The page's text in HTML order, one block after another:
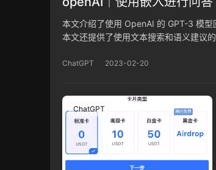
本文介绍了使用 OpenAI 的 GPT-3 模型
本文还提供了使用文本搜索和语义建议
ChatGPT 2023-02-20
ChatGPT